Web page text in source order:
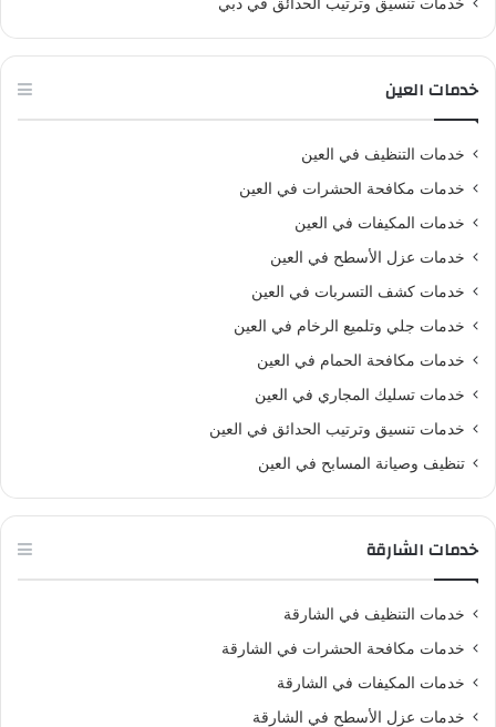
خدمات العين
خدمات التنظيف في العين
خدمات مكافحة الحشرات في العين
خدمات المكيفات في العين
خدمات عزل الأسطح في العين
خدمات كشف التسربات في العين
خدمات جلي وتلميع الرخام في العين
خدمات مكافحة الحمام في العين
خدمات تسليك المجاري في العين
خدمات تنسيق وترتيب الحدائق في العين
تنظيف وصيانة المسابح في العين
خدمات الشارقة
خدمات التنظيف في الشارقة
خدمات مكافحة الحشرات في الشارقة
خدمات المكيفات في الشارقة
خدمات عزل الأسطح في الشارقة